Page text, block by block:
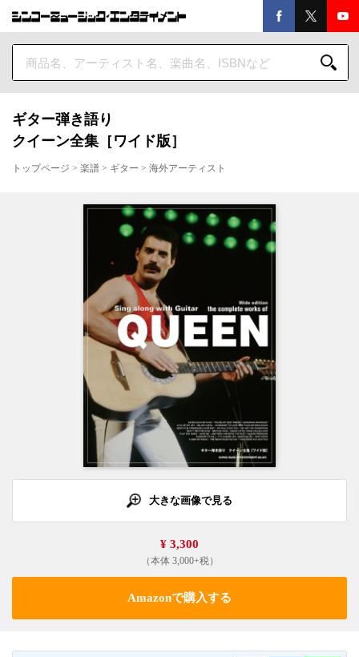
ギター弾き語り
クイーン全集［ワイド版］
トップページ > 楽譜 > ギター > 海外アーティスト
大きな画像で見る
¥ 3,300
（本体 3,000+税）
Amazonで購入する